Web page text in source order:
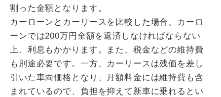
割った金額となります。
カーローンとカーリースを比較した場合、カーロ
ーンでは200万円全額を返済しなければならない
上、利息もかかります。また、税金などの維持費
も別途必要です。一方、カーリースは残価を差し
引いた車両価格となり、月額料金には維持費も含
まれているので、負担を抑えて新車に乗れるとい